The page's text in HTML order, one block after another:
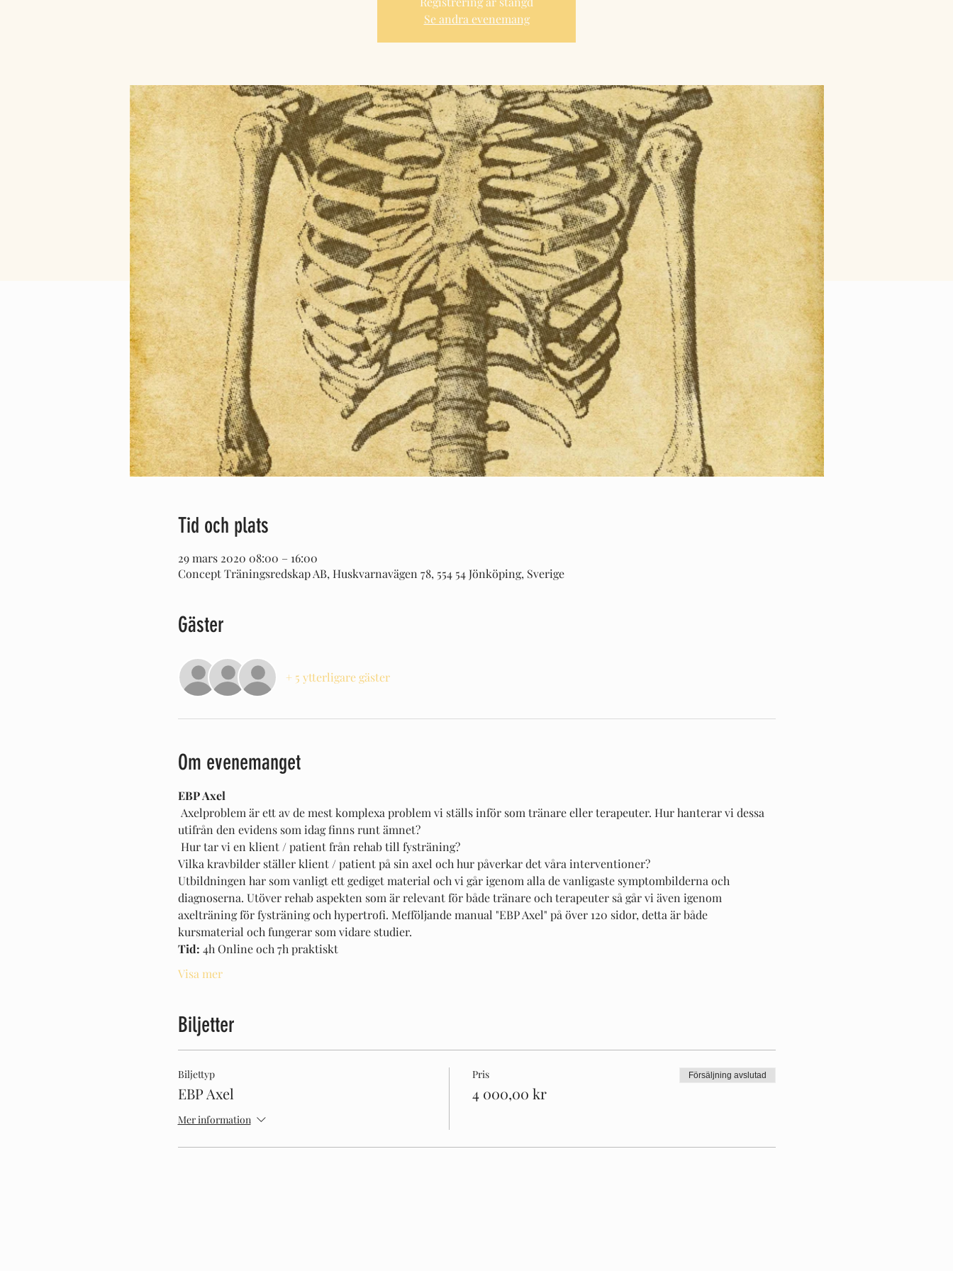
Se andra evenemang
Tid och plats
29 mars 2020 08:00 – 16:00
Concept Träningsredskap AB, Huskvarnavägen 78, 554 54 Jönköping, Sverige
Gäster
+ 5 ytterligare gäster
Om evenemanget
EBP Axel
Axelproblem är ett av de mest komplexa problem vi ställs inför som tränare eller terapeuter. Hur hanterar vi dessa
utifrån den evidens som idag finns runt ämnet?
Hur tar vi en klient / patient från rehab till fysträning?
Vilka kravbilder ställer klient / patient på sin axel och hur påverkar det våra interventioner?
Utbildningen har som vanligt ett gediget material och vi går igenom alla de vanligaste symptombilderna och
diagnoserna. Utöver rehab aspekten som är relevant för både tränare och terapeuter så går vi även igenom
axelträning för fysträning och hypertrofi. Mefföljande manual "EBP Axel" på över 120 sidor, detta är både
kursmaterial och fungerar som vidare studier.
Tid: 4h Online och 7h praktiskt
Visa mer
Biljetter
Biljettyp
EBP Axel
Mer information
Pris
4 000,00 kr
Försäljning avslutad